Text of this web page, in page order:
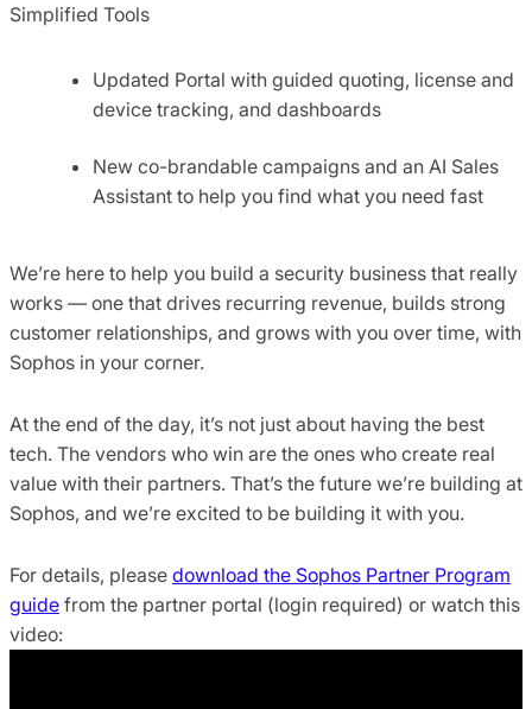
Simplified Tools
Updated Portal with guided quoting, license and
device tracking, and dashboards
New co-brandable campaigns and an AI Sales
Assistant to help you find what you need fast
We’re here to help you build a security business that really
works — one that drives recurring revenue, builds strong
customer relationships, and grows with you over time, with
Sophos in your corner.
At the end of the day, it’s not just about having the best
tech. The vendors who win are the ones who create real
value with their partners. That’s the future we’re building at
Sophos, and we’re excited to be building it with you.
For details, please download the Sophos Partner Program
guide from the partner portal (login required) or watch this
video: